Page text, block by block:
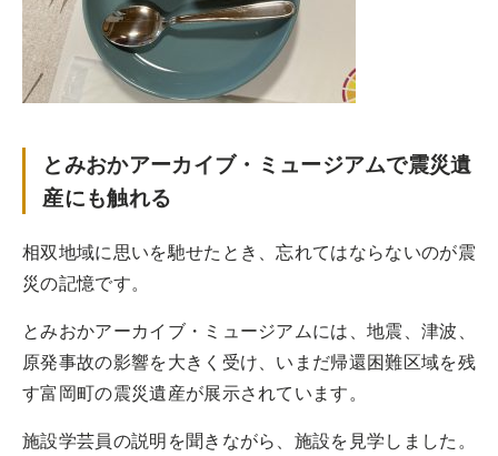
とみおかアーカイブ・ミュージアムで震災遺
産にも触れる
相双地域に思いを馳せたとき、忘れてはならないのが震
災の記憶です。
とみおかアーカイブ・ミュージアムには、地震、津波、
原発事故の影響を大きく受け、いまだ帰還困難区域を残
す富岡町の震災遺産が展示されています。
施設学芸員の説明を聞きながら、施設を見学しました。